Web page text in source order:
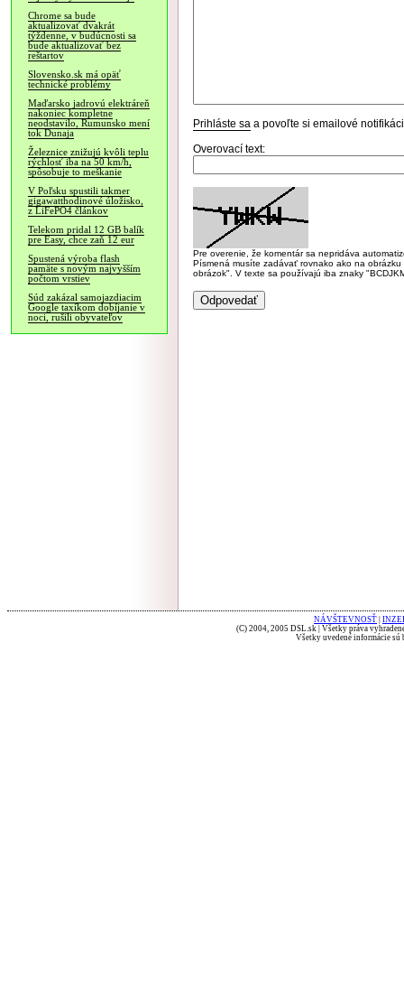
Chrome sa bude
aktualizovať dvakrát
týždenne, v budúcnosti sa
bude aktualizovať bez
reštartov
Slovensko.sk má opäť
technické problémy
Maďarsko jadrovú elektráreň
nakoniec kompletne
neodstavilo, Rumunsko mení
tok Dunaja
Železnice znižujú kvôli teplu
rýchlosť iba na 50 km/h,
spôsobuje to meškanie
V Poľsku spustili takmer
gigawatthodinové úložisko,
z LiFePO4 článkov
Telekom pridal 12 GB balík
pre Easy, chce zaň 12 eur
Spustená výroba flash
pamäte s novým najvyšším
počtom vrstiev
Súd zakázal samojazdiacim
Google taxíkom dobíjanie v
noci, rušili obyvateľov
Prihláste sa a povoľte si emailové
Overovací text:
Pre overenie, že komentár sa nepridáva
Písmená musíte zadávať rovnako ako na
obrázok". V texte sa používajú iba znaky
NÁVŠTEVNOSŤ
(C) 2004, 2005 DSL.sk | Všetky práva
Všetky uvedené informácie sú